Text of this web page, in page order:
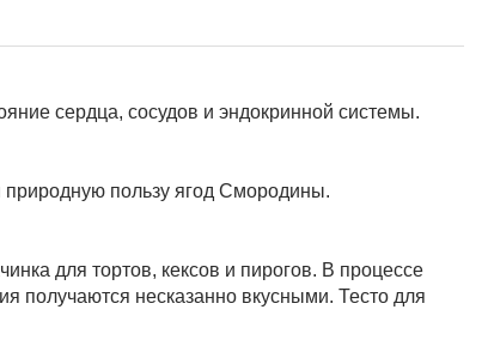
сердца, сосудов и эндокринной системы.
природную пользу ягод Смородины.
для тортов, кексов и пирогов. В процессе
получаются несказанно вкусными. Тесто для